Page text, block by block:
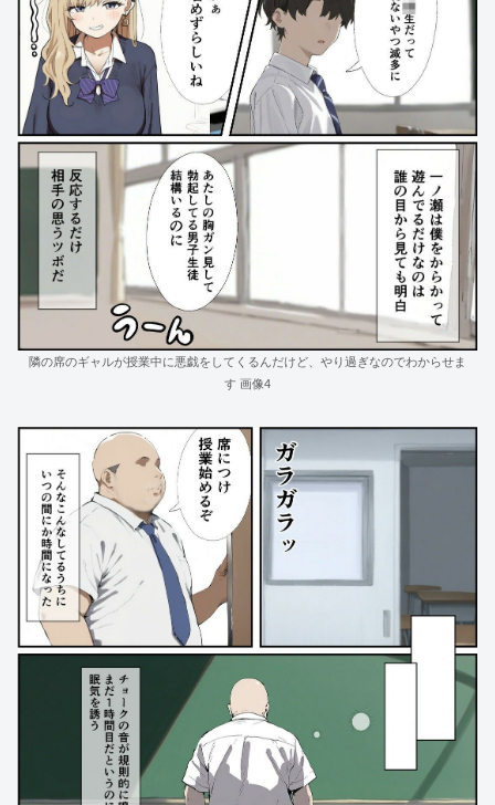
隣の席のギャルが授業中に悪戯をしてくるんだけど、やり過ぎなのでわからせま
す 画像4